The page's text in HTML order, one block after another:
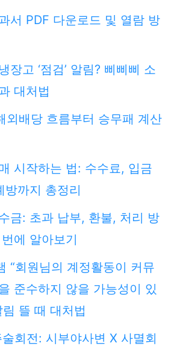
서 PDF 다운로드 및 열람 방
장고 ‘점검’ 알림? 삐삐삐 소
대처법
외배당 흐름부터 승무패 계산
시작하는 법: 수수료, 입금
방까지 총정리
금: 초과 납부, 환불, 처리 방
에 알아보기
“회원님의 계정활동이 커뮤
준수하지 않을 가능성이 있
림 뜰 때 대처법
회전: 시부야사변 X 사멸회